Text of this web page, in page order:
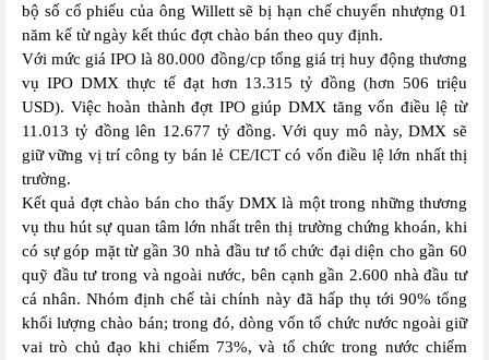
bộ số cổ phiếu của ông Willett sẽ bị hạn chế chuyển nhượng 01
năm kể từ ngày kết thúc đợt chào bán theo quy định.
Với mức giá IPO là 80.000 đồng/cp tổng giá trị huy động thương
vụ IPO DMX thực tế đạt hơn 13.315 tỷ đồng (hơn 506 triệu
USD). Việc hoàn thành đợt IPO giúp DMX tăng vốn điều lệ từ
11.013 tỷ đồng lên 12.677 tỷ đồng. Với quy mô này, DMX sẽ
giữ vững vị trí công ty bán lẻ CE/ICT có vốn điều lệ lớn nhất thị
trường.
Kết quả đợt chào bán cho thấy DMX là một trong những thương
vụ thu hút sự quan tâm lớn nhất trên thị trường chứng khoán, khi
có sự góp mặt từ gần 30 nhà đầu tư tổ chức đại diện cho gần 60
quỹ đầu tư trong và ngoài nước, bên cạnh gần 2.600 nhà đầu tư
cá nhân. Nhóm định chế tài chính này đã hấp thụ tới 90% tổng
khối lượng chào bán; trong đó, dòng vốn tổ chức nước ngoài giữ
vai trò chủ đạo khi chiếm 73%, và tổ chức trong nước chiếm